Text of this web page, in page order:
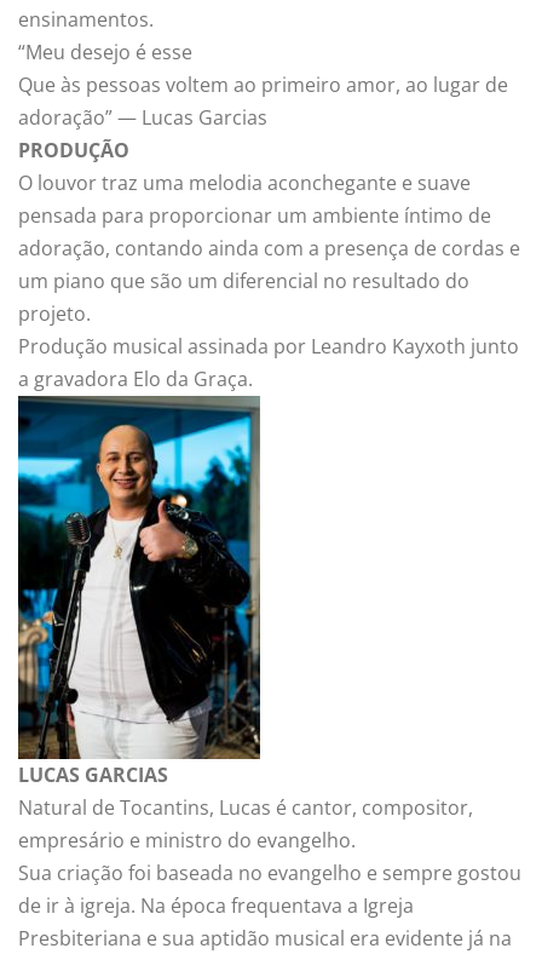
ensinamentos.
“Meu desejo é esse
Que às pessoas voltem ao primeiro amor, ao lugar de
adoração” — Lucas Garcias
PRODUÇÃO
O louvor traz uma melodia aconchegante e suave
pensada para proporcionar um ambiente íntimo de
adoração, contando ainda com a presença de cordas e
um piano que são um diferencial no resultado do
projeto.
Produção musical assinada por Leandro Kayxoth junto
a gravadora Elo da Graça.
LUCAS GARCIAS
Natural de Tocantins, Lucas é cantor, compositor,
empresário e ministro do evangelho.
Sua criação foi baseada no evangelho e sempre gostou
de ir à igreja. Na época frequentava a Igreja
Presbiteriana e sua aptidão musical era evidente já na